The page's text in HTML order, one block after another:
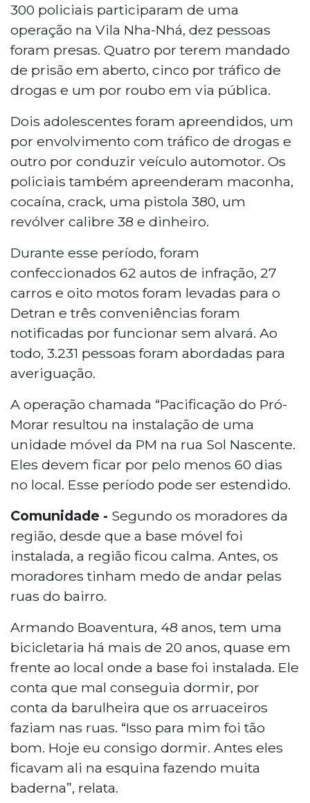
300 policiais participaram de uma
operação na Vila Nha-Nhá, dez pessoas
foram presas. Quatro por terem mandado
de prisão em aberto, cinco por tráfico de
drogas e um por roubo em via pública.
Dois adolescentes foram apreendidos, um
por envolvimento com tráfico de drogas e
outro por conduzir veículo automotor. Os
policiais também apreenderam maconha,
cocaína, crack, uma pistola 380, um
revólver calibre 38 e dinheiro.
Durante esse período, foram
confeccionados 62 autos de infração, 27
carros e oito motos foram levadas para o
Detran e três conveniências foram
notificadas por funcionar sem alvará. Ao
todo, 3.231 pessoas foram abordadas para
averiguação.
A operação chamada “Pacificação do Pró-
Morar resultou na instalação de uma
unidade móvel da PM na rua Sol Nascente.
Eles devem ficar por pelo menos 60 dias
no local. Esse período pode ser estendido.
Comunidade - Segundo os moradores da
região, desde que a base móvel foi
instalada, a região ficou calma. Antes, os
moradores tinham medo de andar pelas
ruas do bairro.
Armando Boaventura, 48 anos, tem uma
bicicletaria há mais de 20 anos, quase em
frente ao local onde a base foi instalada. Ele
conta que mal conseguia dormir, por
conta da barulheira que os arruaceiros
faziam nas ruas. “Isso para mim foi tão
bom. Hoje eu consigo dormir. Antes eles
ficavam ali na esquina fazendo muita
baderna”, relata.